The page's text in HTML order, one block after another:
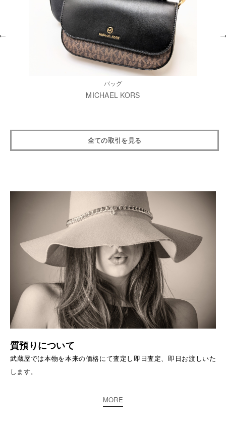
バッグ
MICHAEL KORS
全ての取引を見る
質預りについて
武蔵屋では本物を本来の価格にて査定し即日査定、即日お渡しいた
します。
MORE